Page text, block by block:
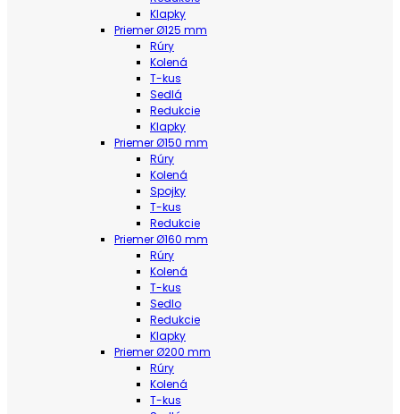
Klapky
Priemer Ø125 mm
Rúry
Kolená
T-kus
Sedlá
Redukcie
Klapky
Priemer Ø150 mm
Rúry
Kolená
Spojky
T-kus
Redukcie
Priemer Ø160 mm
Rúry
Kolená
T-kus
Sedlo
Redukcie
Klapky
Priemer Ø200 mm
Rúry
Kolená
T-kus